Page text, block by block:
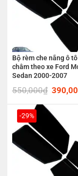
Bộ rèm che nắng ô
châm theo xe Ford
Sedan 2000-2007
550,000₫
was:
-29%